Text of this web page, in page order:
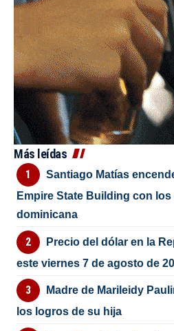
Más leídas
Santiago Matías
Empire State Building con
dominicana
Precio del dólar en la
este viernes 7 de agosto de
Madre de Marileidy
los logros de su hija